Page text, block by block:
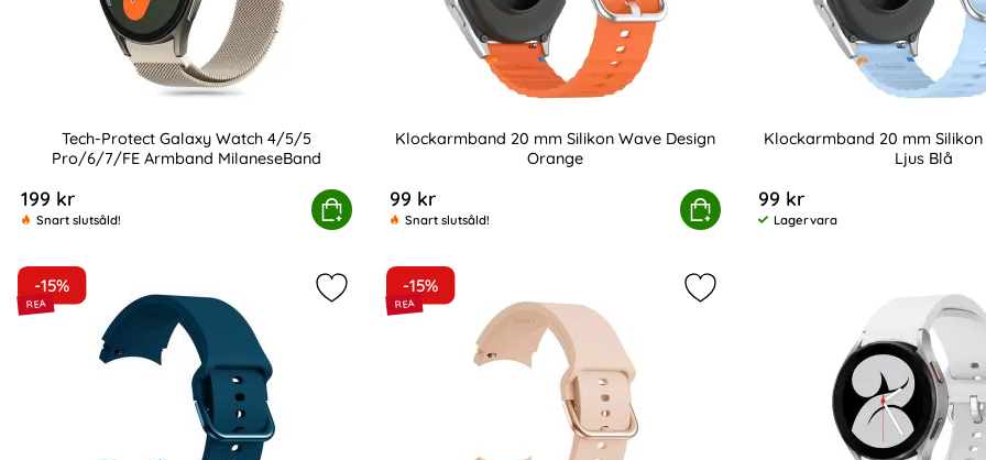
Tech-Protect Galaxy Watch 4/5/5
Pro/6/7/FE Armband MilaneseBand
199 kr
Snart slutsåld!
Köp
Tech-Protect Galaxy Watch 4/5/5 Pro/6/7/FE Armband MilaneseBand
Klockarmband 20 mm Silikon Wave Design
Orange
99 kr
Snart slutsåld!
Köp
Klockarmband 20 mm Silikon Wave Design Orange
Klockarmband 20 mm Silikon
Ljus Blå
99 kr
Tillgänglighet:
Lagervara
Klockarmband
-15%
Markera silikon Armband För Galaxy Watch 4/5/5 Pro/6/7/FE Mörk Blå som
-15%
Markera silikon Armband För